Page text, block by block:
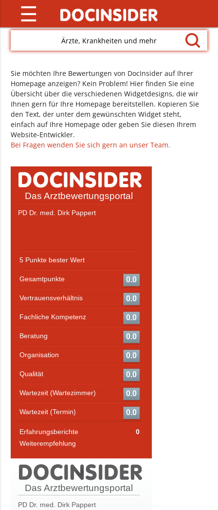
☰
Ärzte, Krankheiten und mehr
Sie möchten Ihre Bewertungen von DocInsider auf Ihrer
Homepage anzeigen? Kein Problem! Hier finden Sie eine
Übersicht über die verschiedenen Widgetdesigns, die wir
Ihnen gern für Ihre Homepage bereitstellen. Kopieren Sie
den Text, der unter dem gewünschten Widget steht,
einfach auf Ihre Homepage oder geben Sie diesen Ihrem
Website-Entwickler.
Bei Fragen wenden Sie sich gern an unser Team.